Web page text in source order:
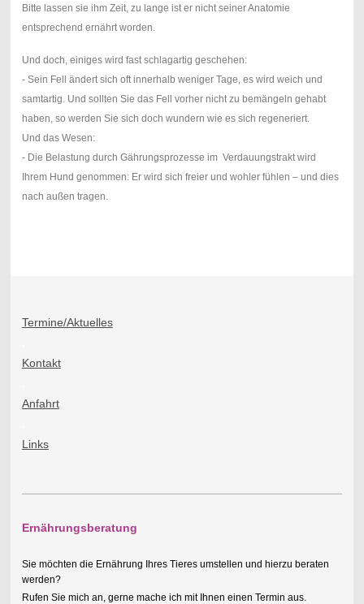
Bitte lassen sie ihm Zeit, zu lange ist er nicht seiner Anatomie
entsprechend ernährt worden.
Und doch, einiges wird fast schlagartig geschehen:
- Sein Fell ändert sich oft innerhalb weniger Tage, es wird weich und
samtartig. Und sollten Sie das Fell vorher nicht zu bemängeln gehabt
haben, so werden Sie sich doch wundern wie es sich regeneriert.
Und das Wesen:
- Die Belastung durch Gährungsprozesse im Verdauungstrakt wird
Ihrem Hund genommen: Er wird sich freier und wohler fühlen – und dies
nach außen tragen.
Termine/Aktuelles
Kontakt
Anfahrt
Links
Ernährungsberatung
Sie möchten die Ernährung Ihres Tieres umstellen und hierzu beraten
werden?
Rufen Sie mich an, gerne mache ich mit Ihnen einen Termin aus.